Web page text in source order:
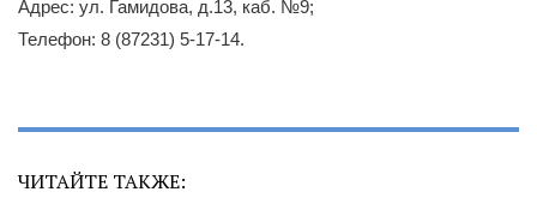
Адрес: ул. Гамидова, д.13, каб. №9;
Телефон: 8 (87231) 5-17-14.
ЧИТАЙТЕ ТАКЖЕ: